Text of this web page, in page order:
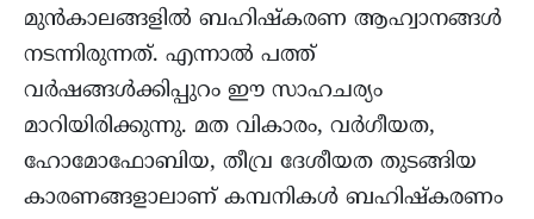
മുൻകാലങ്ങളിൽ ബഹിഷ്കരണ ആഹ്വാനങ്ങൾ
നടന്നിരുന്നത്. എന്നാൽ പത്ത്
വർഷങ്ങൾക്കിപ്പുറം ഈ സാഹചര്യം
മാറിയിരിക്കുന്നു. മത വികാരം, വർഗീയത,
ഹോമോഫോബിയ, തീവ്ര ദേശീയത തുടങ്ങിയ
കാരണങ്ങളാലാണ് കമ്പനികൾ ബഹിഷ്കരണം